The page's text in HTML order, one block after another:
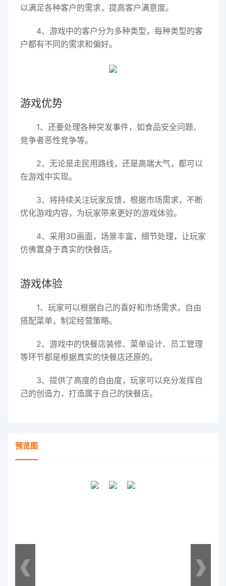
以满足各种客户的需求，提高客户满意度。
4、游戏中的客户分为多种类型，每种类型的客
户都有不同的需求和偏好。
游戏优势
1、还要处理各种突发事件，如食品安全问题、
竞争者恶性竞争等。
2、无论是走民用路线，还是高端大气，都可以
在游戏中实现。
3、将持续关注玩家反馈，根据市场需求，不断
优化游戏内容，为玩家带来更好的游戏体验。
4、采用3D画面，场景丰富，细节处理，让玩家
仿佛置身于真实的快餐店。
游戏体验
1、玩家可以根据自己的喜好和市场需求，自由
搭配菜单，制定经营策略。
2、游戏中的快餐店装修、菜单设计、员工管理
等环节都是根据真实的快餐店还原的。
3、提供了高度的自由度，玩家可以充分发挥自
己的创造力，打造属于自己的快餐店。
预览图